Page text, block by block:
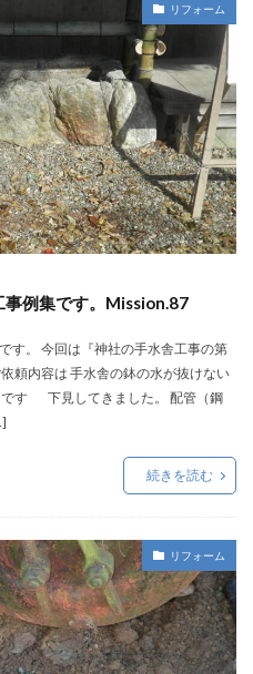
リフォーム
事例集です。Mission.87
す。 今回は『神社の手水舎工事の第
頼内容は 手水舎の鉢の水が抜けない
です 下見してきました。 配管（鋼
続きを読む
リフォーム